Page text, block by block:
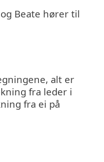
Beate hører til
alt er
fra leder i
fra ei på